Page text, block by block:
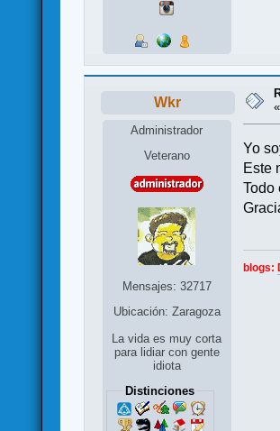
Wkr
Administrador
Veterano
Mensajes: 32717
Ubicación: Zaragoza
La vida es muy corta
para lidiar con gente
idiota
Distinciones
«
Yo
Este
Todo
blogs: